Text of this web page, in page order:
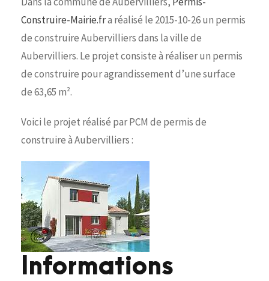
Construire-Mairie.fra réalisé le 2015-10-26 un permis
de construire Aubervilliers dans la ville de
Aubervilliers. Le projet consiste à réaliser un permis
de construire pour agrandissement d’une surface
de 63,65 m².
Voici le projet réalisé par PCM de permis de
construire à Aubervilliers :
Informations